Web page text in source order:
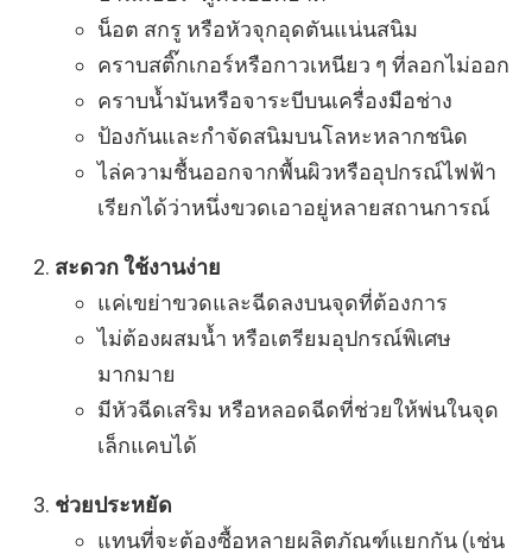
น็อต สกรู หรือหัวจุกอุดตันแน่นสนิม
คราบสติ๊กเกอร์หรือกาวเหนียว ๆ ที่ลอกไม่ออก
คราบน้ำมันหรือจาระบีบนเครื่องมือช่าง
ป้องกันและกำจัดสนิมบนโลหะหลากชนิด
ไล่ความชื้นออกจากพื้นผิวหรืออุปกรณ์ไฟฟ้า
เรียกได้ว่าหนึ่งขวดเอาอยู่หลายสถานการณ์
สะดวก ใช้งานง่าย
แค่เขย่าขวดและฉีดลงบนจุดที่ต้องการ
ไม่ต้องผสมน้ำ หรือเตรียมอุปกรณ์พิเศษ
มากมาย
มีหัวฉีดเสริม หรือหลอดฉีดที่ช่วยให้พ่นในจุด
เล็กแคบได้
ช่วยประหยัด
แทนที่จะต้องซื้อหลายผลิตภัณฑ์แยกกัน (เช่น